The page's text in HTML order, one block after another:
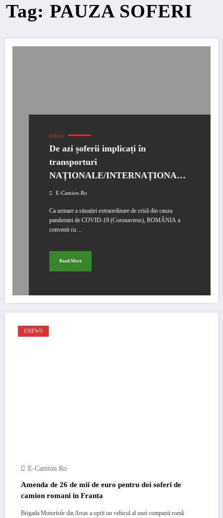
Tag: PAUZA SOFERI
ENEWS
De azi șoferii implicați în
transporturi
NAȚIONALE/INTERNAȚIONALE
pot conduce 11 ore pe zi
E-Camion.ro
Ca urmare a situației extraordinare de criză din cauza
pandemiei de COVID-19 (Coronavirus), ROMÂNIA a
convenit cu…
Read More
ENEWS
E-Camion.ro
Amenda de 26 de mii de euro pentru doi soferi de
camion romani in Franta
Brigada Motorisée din Arras a oprit un vehicul al unei companii româ